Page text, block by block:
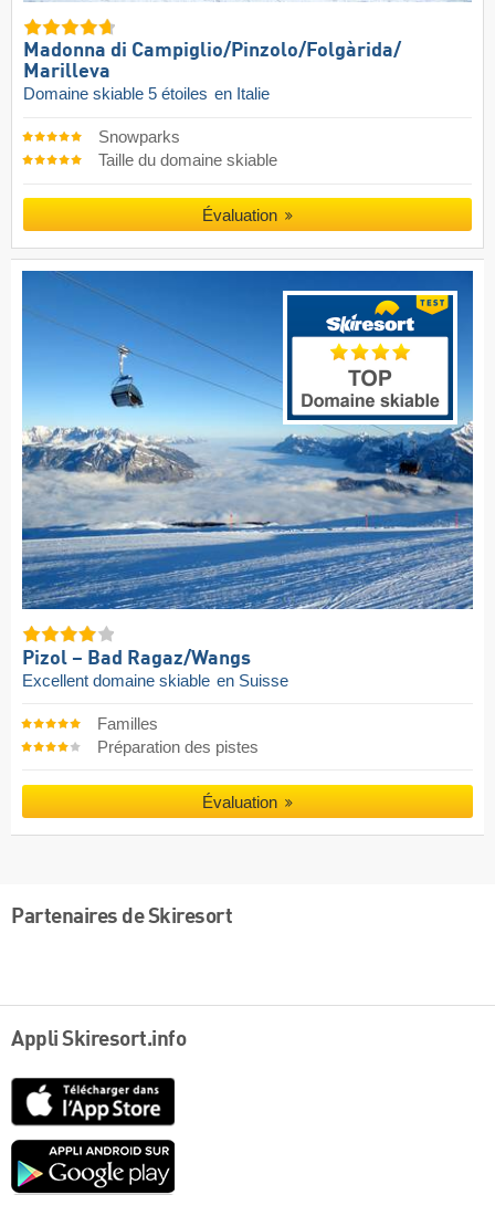
Madonna di Campiglio/​Pinzolo/​Folgàrida/​
Marilleva
Domaine skiable 5 étoiles en Italie
Snowparks
Taille du domaine skiable
Évaluation
Pizol – Bad Ragaz/​Wangs
Excellent domaine skiable en Suisse
Familles
Préparation des pistes
Évaluation
Partenaires de Skiresort
Appli Skiresort.info
Google